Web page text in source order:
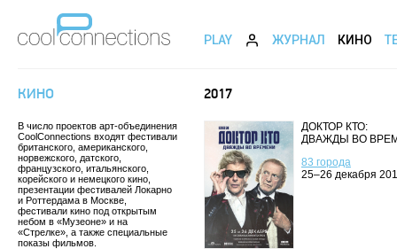
PLAY ЖУРНАЛ КИНО
КИНО
В число проектов арт-объединения
CoolConnections входят фестивали
британского, американского,
норвежского, датского,
французского, итальянского,
корейского и немецкого кино,
презентации фестивалей Локарно
и Роттердама в Москве,
фестивали кино под открытым
небом в «Музеоне» и на
«Стрелке», а также специальные
показы фильмов.
2017
ДОКТОР КТО:
ДВАЖДЫ ВО
83 города
25–26 декабря